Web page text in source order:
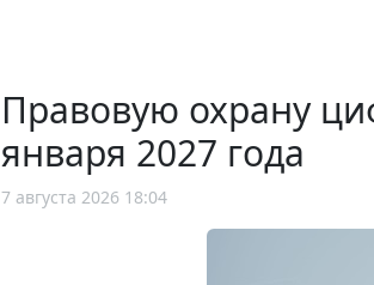
Правовую охрану
января 2027 года
7 августа 2026 18:04